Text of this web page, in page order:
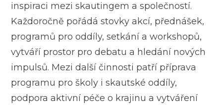
inspiraci mezi skautingem a společností.
Každoročně pořádá stovky akcí, přednášek,
programů pro oddíly, setkání a workshopů,
vytváří prostor pro debatu a hledání nových
impulsů. Mezi další činnosti patří příprava
programu pro školy i skautské oddíly,
podpora aktivní péče o krajinu a vytváření